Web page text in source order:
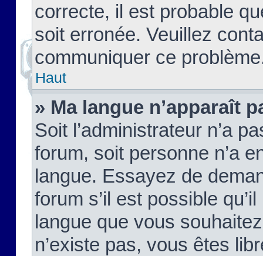
correcte, il est probable
soit erronée. Veuillez
communiquer ce
Haut
» Ma langue n’apparaît
Soit l’administrateur n’a
forum, soit personne n’a
langue. Essayez de
forum s’il est possible
langue que vous
n’existe pas, vous êtes